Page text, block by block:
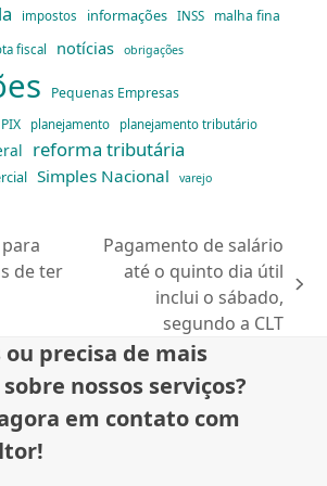
impostos informações INSS malha fina
fiscal notícias obrigações
Pequenas Empresas
PIX planejamento planejamento tributário
reforma tributária
Simples Nacional varejo
de ter
Pagamento de salário
até o quinto dia útil
inclui o sábado,
segundo a CLT
precisa de mais
nossos serviços?
em contato com